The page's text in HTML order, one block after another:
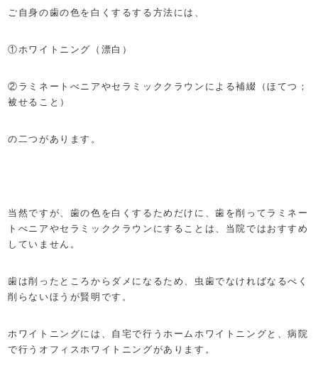
ご自身の歯の色を白くするする方法には、
①ホワイトニング（漂白）
②ラミネートべニアやセラミッククラウンによる補綴（ほてつ；
被せること）
の二つがあります。
当然ですが、歯の色を白くするためだけに、歯を削ってラミネー
トべニアやセラミッククラウンにすることは、当院ではおすすめ
していません。
歯は削ったところからダメになるため、虫歯でなければなるべく
削らないほうが賢明です。
ホワイトニングには、自宅で行うホームホワイトニングと、病院
で行うオフィスホワイトニングがあります。